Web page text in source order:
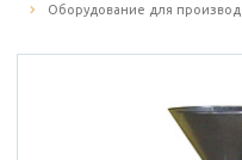
Оборудование для